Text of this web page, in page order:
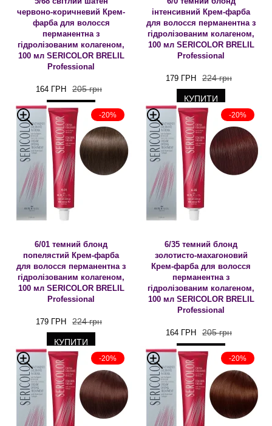
червоно-коричневий Крем-
фарба для волосся
перманентна з
гідролізованим колагеном,
100 мл SERICOLOR BRELIL
Professional
164 ГРН 205 грн
КУПИТИ
інтенсивний Крем-фарба
для волосся перманентна з
гідролізованим колагеном,
100 мл SERICOLOR BRELIL
Professional
179 ГРН 224 грн
КУПИТИ
-20%
6/01 темний блонд
попелястий Крем-фарба
для волосся перманентна з
гідролізованим колагеном,
100 мл SERICOLOR BRELIL
Professional
179 ГРН 224 грн
КУПИТИ
-20%
6/35 темний блонд
золотисто-махагоновий
Крем-фарба для волосся
перманентна з
гідролізованим колагеном,
100 мл SERICOLOR BRELIL
Professional
164 ГРН 205 грн
КУПИТИ
-20% -20%